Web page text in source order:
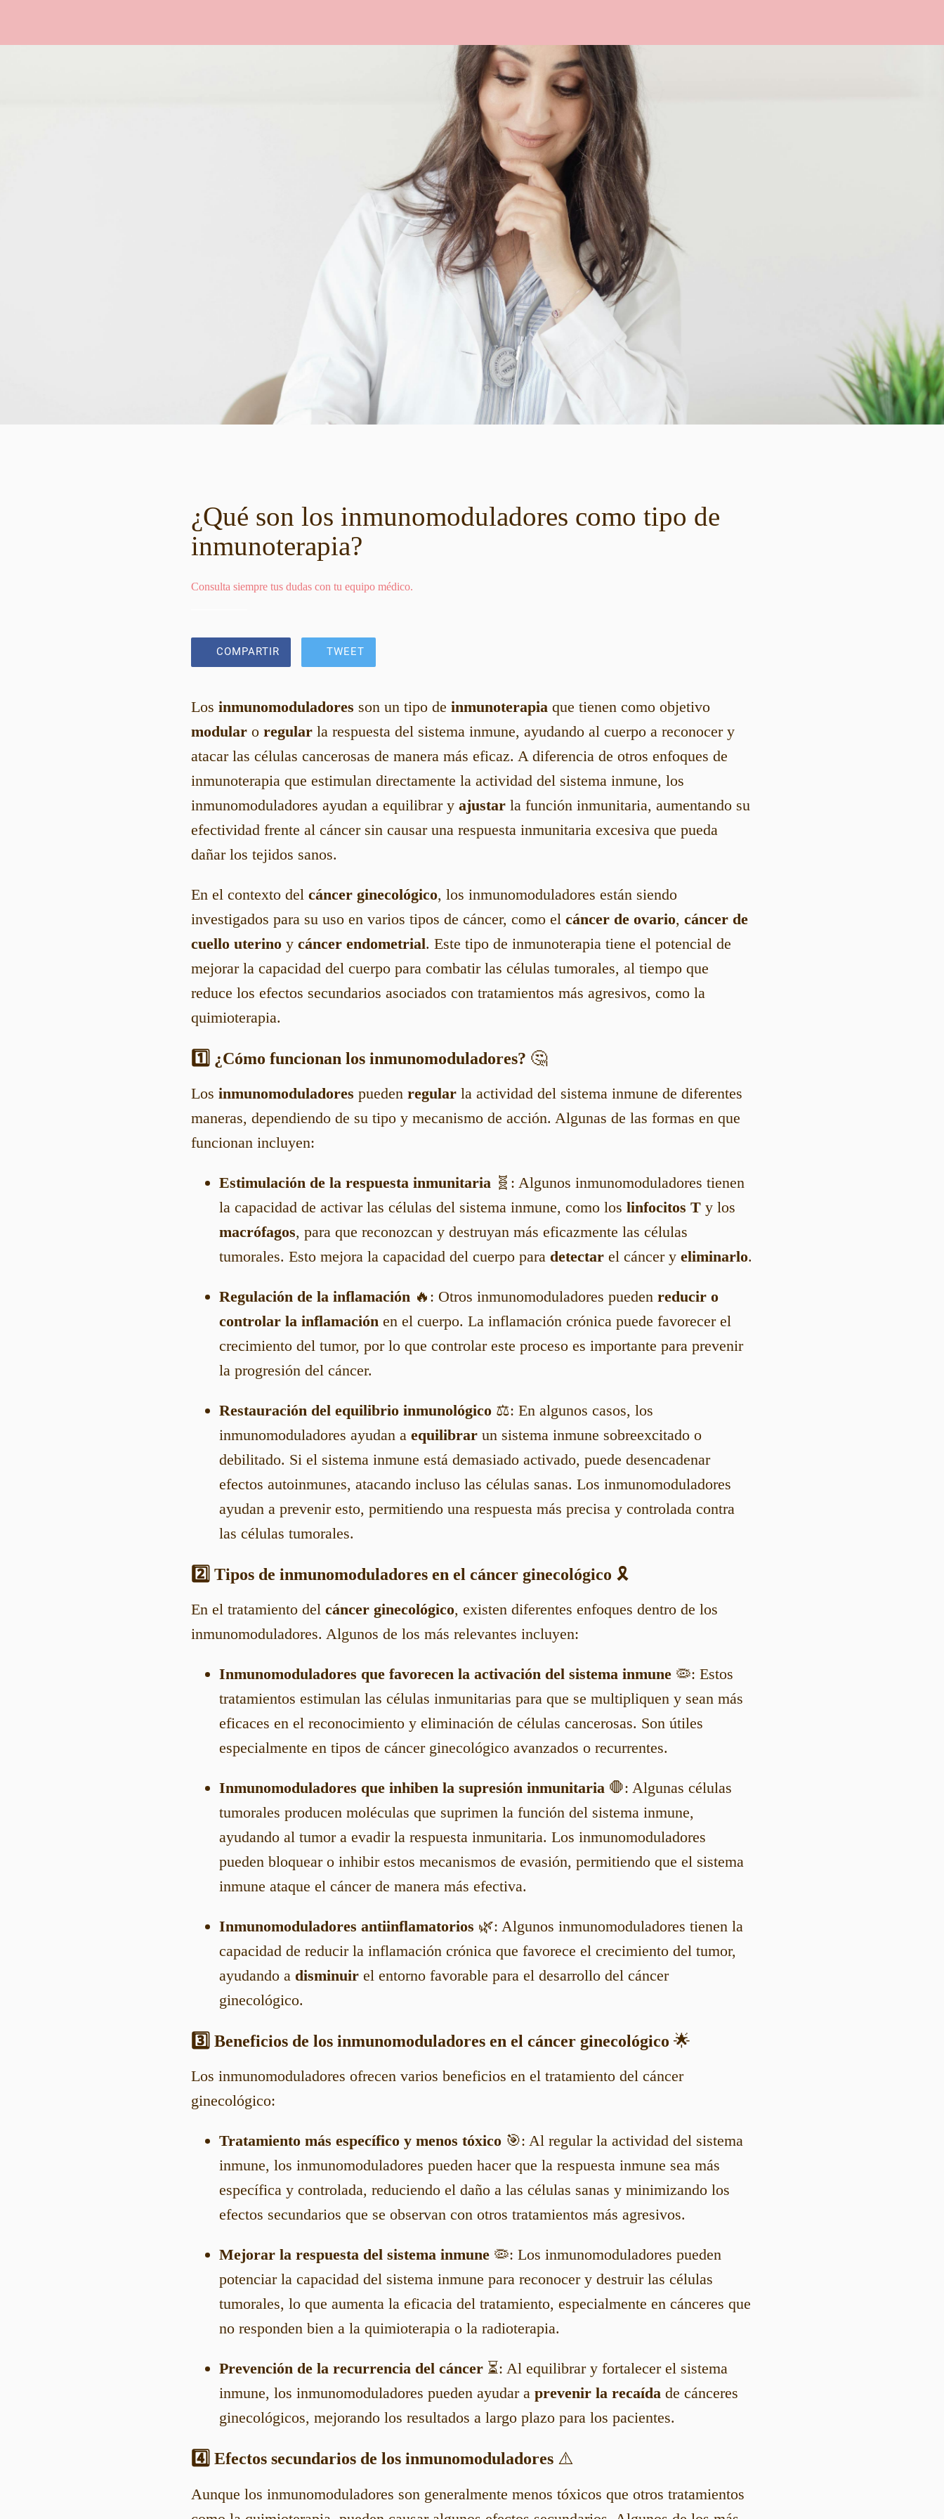
¿Qué son los inmunomoduladores como tipo de
inmunoterapia?
Consulta siempre tus dudas con tu equipo médico.
COMPARTIR TWEET
Los inmunomoduladores son un tipo de inmunoterapia que tienen como objetivo
modular o regular la respuesta del sistema inmune, ayudando al cuerpo a reconocer y
atacar las células cancerosas de manera más eficaz. A diferencia de otros enfoques de
inmunoterapia que estimulan directamente la actividad del sistema inmune, los
inmunomoduladores ayudan a equilibrar y ajustar la función inmunitaria, aumentando su
efectividad frente al cáncer sin causar una respuesta inmunitaria excesiva que pueda
dañar los tejidos sanos.
En el contexto del cáncer ginecológico, los inmunomoduladores están siendo
investigados para su uso en varios tipos de cáncer, como el cáncer de ovario, cáncer de
cuello uterino y cáncer endometrial. Este tipo de inmunoterapia tiene el potencial de
mejorar la capacidad del cuerpo para combatir las células tumorales, al tiempo que
reduce los efectos secundarios asociados con tratamientos más agresivos, como la
quimioterapia.
1️⃣ ¿Cómo funcionan los inmunomoduladores? 🤔
Los inmunomoduladores pueden regular la actividad del sistema inmune de diferentes
maneras, dependiendo de su tipo y mecanismo de acción. Algunas de las formas en que
funcionan incluyen:
Estimulación de la respuesta inmunitaria 🧬: Algunos inmunomoduladores tienen
la capacidad de activar las células del sistema inmune, como los linfocitos T y los
macrófagos, para que reconozcan y destruyan más eficazmente las células
tumorales. Esto mejora la capacidad del cuerpo para detectar el cáncer y eliminarlo.
Regulación de la inflamación 🔥: Otros inmunomoduladores pueden reducir o
controlar la inflamación en el cuerpo. La inflamación crónica puede favorecer el
crecimiento del tumor, por lo que controlar este proceso es importante para prevenir
la progresión del cáncer.
Restauración del equilibrio inmunológico ⚖️: En algunos casos, los
inmunomoduladores ayudan a equilibrar un sistema inmune sobreexcitado o
debilitado. Si el sistema inmune está demasiado activado, puede desencadenar
efectos autoinmunes, atacando incluso las células sanas. Los inmunomoduladores
ayudan a prevenir esto, permitiendo una respuesta más precisa y controlada contra
las células tumorales.
2️⃣ Tipos de inmunomoduladores en el cáncer ginecológico 🎗️
En el tratamiento del cáncer ginecológico, existen diferentes enfoques dentro de los
inmunomoduladores. Algunos de los más relevantes incluyen:
Inmunomoduladores que favorecen la activación del sistema inmune 🦠: Estos
tratamientos estimulan las células inmunitarias para que se multipliquen y sean más
eficaces en el reconocimiento y eliminación de células cancerosas. Son útiles
especialmente en tipos de cáncer ginecológico avanzados o recurrentes.
Inmunomoduladores que inhiben la supresión inmunitaria 🛑: Algunas células
tumorales producen moléculas que suprimen la función del sistema inmune,
ayudando al tumor a evadir la respuesta inmunitaria. Los inmunomoduladores
pueden bloquear o inhibir estos mecanismos de evasión, permitiendo que el sistema
inmune ataque el cáncer de manera más efectiva.
Inmunomoduladores antiinflamatorios 🌿: Algunos inmunomoduladores tienen la
capacidad de reducir la inflamación crónica que favorece el crecimiento del tumor,
ayudando a disminuir el entorno favorable para el desarrollo del cáncer
ginecológico.
3️⃣ Beneficios de los inmunomoduladores en el cáncer ginecológico 🌟
Los inmunomoduladores ofrecen varios beneficios en el tratamiento del cáncer
ginecológico:
Tratamiento más específico y menos tóxico 🎯: Al regular la actividad del sistema
inmune, los inmunomoduladores pueden hacer que la respuesta inmune sea más
específica y controlada, reduciendo el daño a las células sanas y minimizando los
efectos secundarios que se observan con otros tratamientos más agresivos.
Mejorar la respuesta del sistema inmune 🦠: Los inmunomoduladores pueden
potenciar la capacidad del sistema inmune para reconocer y destruir las células
tumorales, lo que aumenta la eficacia del tratamiento, especialmente en cánceres que
no responden bien a la quimioterapia o la radioterapia.
Prevención de la recurrencia del cáncer ⏳: Al equilibrar y fortalecer el sistema
inmune, los inmunomoduladores pueden ayudar a prevenir la recaída de cánceres
ginecológicos, mejorando los resultados a largo plazo para los pacientes.
4️⃣ Efectos secundarios de los inmunomoduladores ⚠️
Aunque los inmunomoduladores son generalmente menos tóxicos que otros tratamientos